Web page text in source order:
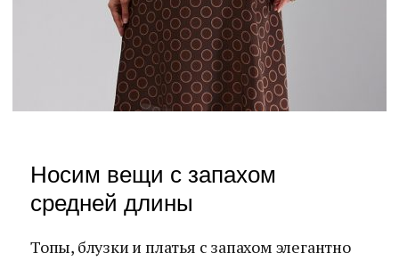
Носим вещи с запахом
средней длины
Топы, блузки и платья с запахом элегантно